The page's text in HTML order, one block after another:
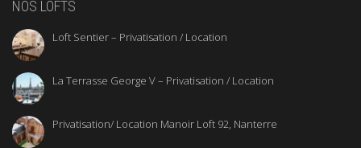
NOS LOFTS
Loft Sentier – Privatisation / Location
La Terrasse George V – Privatisation / Location
Privatisation/ Location Manoir Loft 92, Nanterre